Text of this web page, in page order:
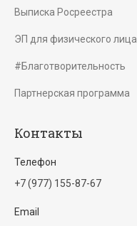
Выписка Росреестра
ЭП для физического лица
#Благотворительность
Партнерская программа
Контакты
Телефон
+7 (977) 155-87-67
Email